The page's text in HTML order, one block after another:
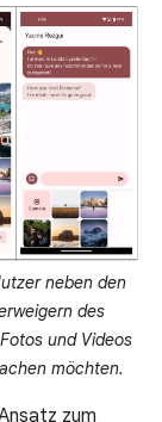
neben den
des
und Videos
möchten.
zum